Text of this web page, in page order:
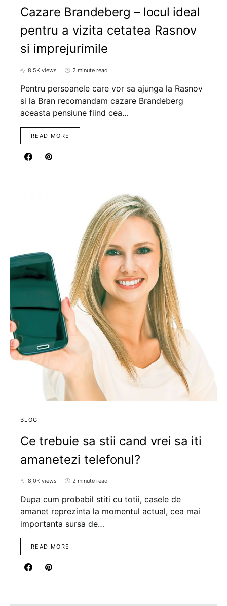
Cazare Brandeberg – locul ideal
pentru a vizita cetatea Rasnov
si imprejurimile
8,5K views 2 minute read
Pentru persoanele care vor sa ajunga la Rasnov
si la Bran recomandam cazare Brandeberg
aceasta pensiune fiind cea…
READ MORE
BLOG
Ce trebuie sa stii cand vrei sa iti
amanetezi telefonul?
8,0K views 2 minute read
Dupa cum probabil stiti cu totii, casele de
amanet reprezinta la momentul actual, cea mai
importanta sursa de…
READ MORE